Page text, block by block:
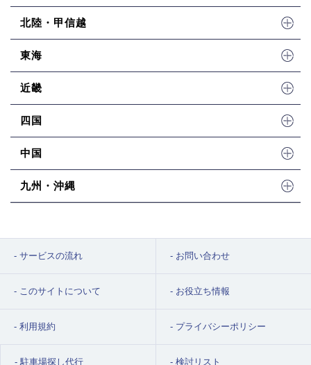
北陸・甲信越
東海
近畿
四国
中国
九州・沖縄
サービスの流れ お問い合わせ
このサイトについて お役立ち情報
利用規約 プライバシーポリシー
駐車場探し代行 検討リスト